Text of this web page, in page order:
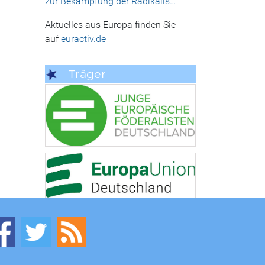
Aktuelles aus Europa finden Sie
aufeuractiv.de
Träger